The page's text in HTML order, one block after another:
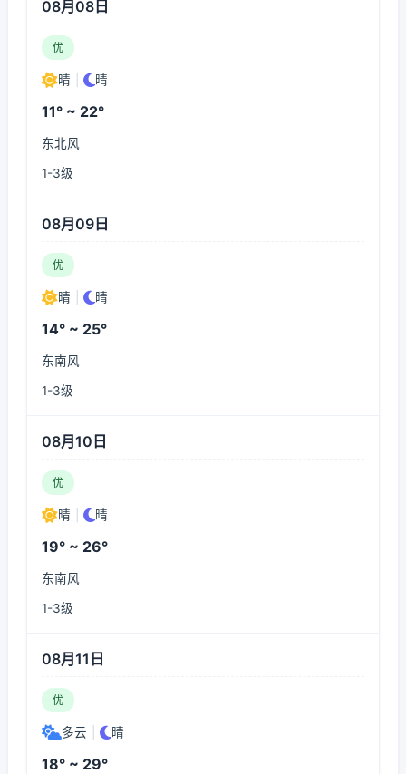
08月08日
优
晴 晴
11° ~ 22°
东北风
1-3级
08月09日
优
晴 晴
14° ~ 25°
东南风
1-3级
08月10日
优
晴 晴
19° ~ 26°
东南风
1-3级
08月11日
优
多云 晴
18° ~ 29°